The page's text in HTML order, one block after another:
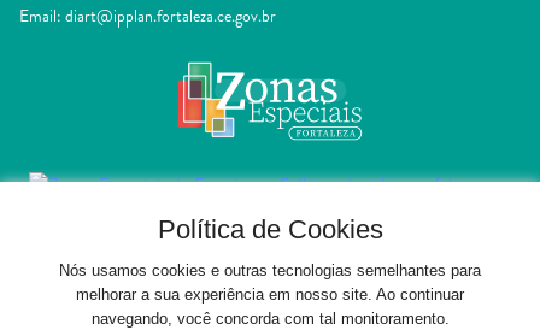
Email: diart@ipplan.fortaleza.ce.gov.br
Política de Cookies
Nós usamos cookies e outras tecnologias semelhantes para
melhorar a sua experiência em nosso site. Ao continuar
navegando, você concorda com tal monitoramento.